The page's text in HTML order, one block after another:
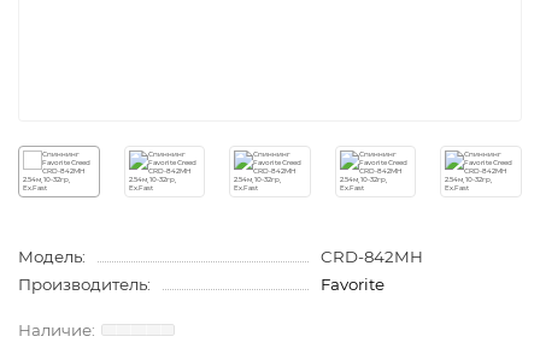
Модель:
CRD-842MH
Производитель:
Favorite